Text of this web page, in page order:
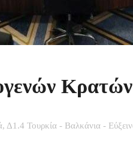
Κρατών
, Δ1.4 Τουρκία - Βαλκάνια -